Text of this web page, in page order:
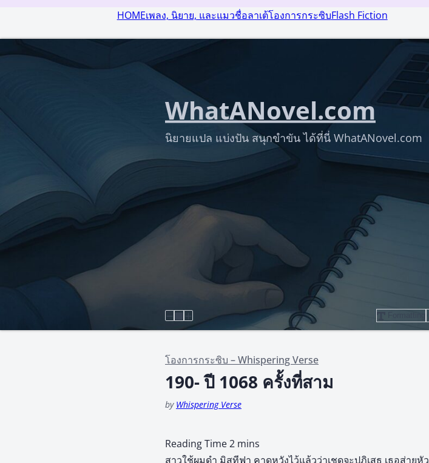
HOMEเพลง, นิยาย, และแมวชื่อลาเต้โองการกระซิบFlash Fiction
WhatANovel.com
นิยายแปล แบ่งปัน สนุกขำขัน ได้ที่นี่ WhatANovel.com
โองการกระซิบ – Whispering Verse
190- ปี 1068 ครั้งที่สาม
by Whispering Verse
สาวใช้ผมดำ มิสทีฟา คาดหวังไว้แล้วว่าเชดจะปฏิเสธ เธอส่ายหัว